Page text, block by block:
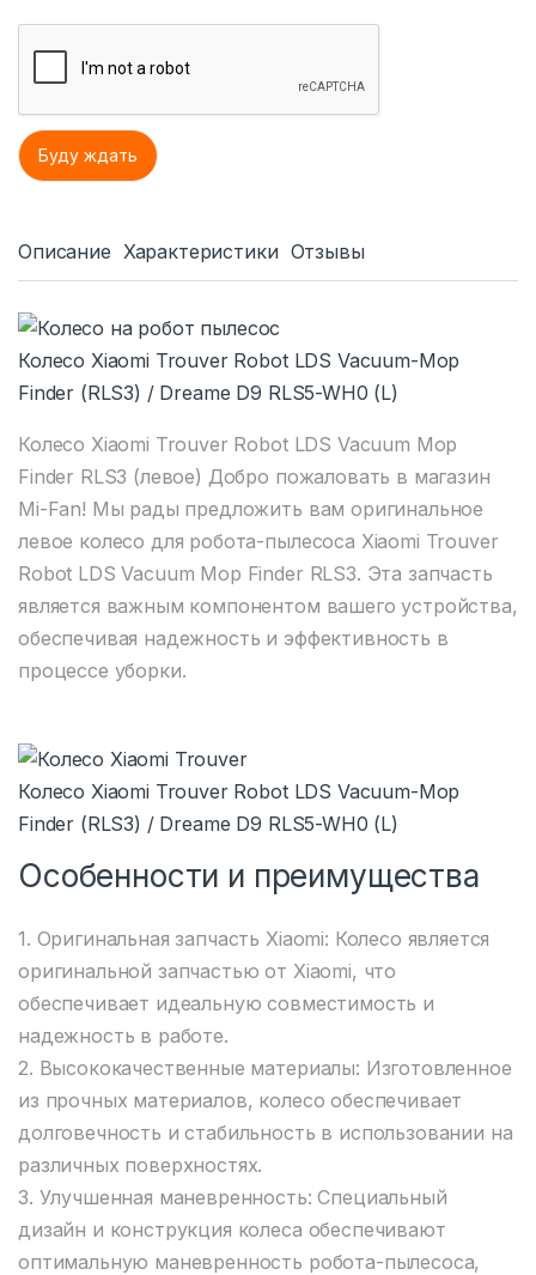
Описание Характеристики Отзывы
Колесо Xiaomi Trouver Robot LDS Vacuum-Mop
Finder (RLS3) / Dreame D9 RLS5-WH0 (L)
Колесо Xiaomi Trouver Robot LDS Vacuum Mop
Finder RLS3 (левое) Добро пожаловать в магазин
Mi-Fan! Мы рады предложить вам оригинальное
левое колесо для робота-пылесоса Xiaomi Trouver
Robot LDS Vacuum Mop Finder RLS3. Эта запчасть
является важным компонентом вашего устройства,
обеспечивая надежность и эффективность в
процессе уборки.
Колесо Xiaomi Trouver Robot LDS Vacuum-Mop
Finder (RLS3) / Dreame D9 RLS5-WH0 (L)
Особенности и преимущества
1. Оригинальная запчасть Xiaomi: Колесо является
оригинальной запчастью от Xiaomi, что
обеспечивает идеальную совместимость и
надежность в работе.
2. Высококачественные материалы: Изготовленное
из прочных материалов, колесо обеспечивает
долговечность и стабильность в использовании на
различных поверхностях.
3. Улучшенная маневренность: Специальный
дизайн и конструкция колеса обеспечивают
оптимальную маневренность робота-пылесоса,